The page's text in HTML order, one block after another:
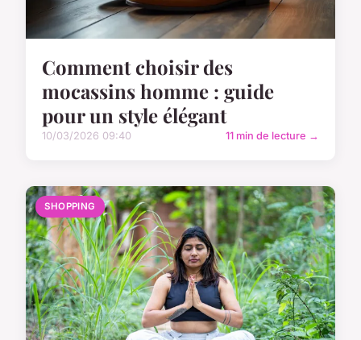
Comment choisir des
mocassins homme : guide
pour un style élégant
10/03/2026 09:40 11 min de lecture →
SHOPPING